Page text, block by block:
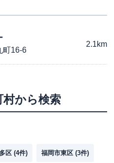
町16-6
2.1km
村から検索
区 (4件) 福岡市東区 (3件)